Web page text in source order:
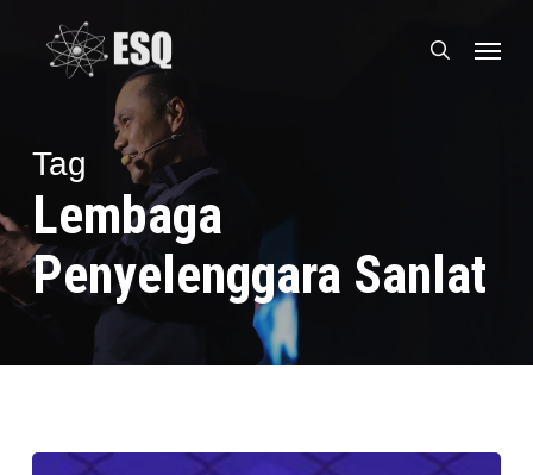
search
Menu
Tag
Lembaga
Penyelenggara Sanlat